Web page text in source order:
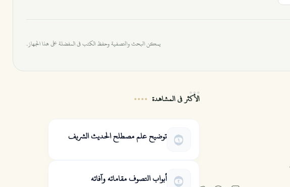
يمكن البحث والتصفية وحفظ الكتب في المفضلة على هذا الجهاز.
الأكثر في المشاهدة
توضيح علم مصطلح الحديث الشريف
أبواب التصوف مقاماته وآفاته